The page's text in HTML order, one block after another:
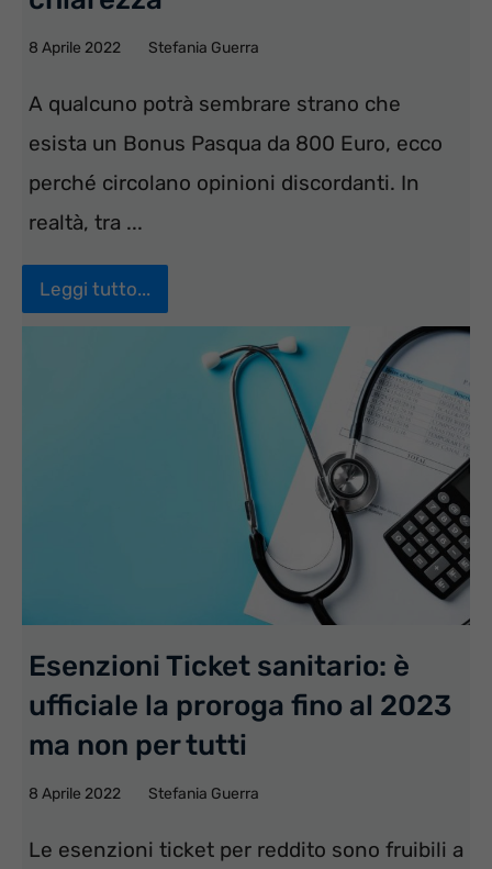
8 Aprile 2022 Stefania Guerra
A qualcuno potrà sembrare strano che
esista un Bonus Pasqua da 800 Euro, ecco
perché circolano opinioni discordanti. In
realtà, tra ...
Leggi tutto...
Esenzioni Ticket sanitario: è
ufficiale la proroga fino al 2023
ma non per tutti
8 Aprile 2022 Stefania Guerra
Le esenzioni ticket per reddito sono fruibili a